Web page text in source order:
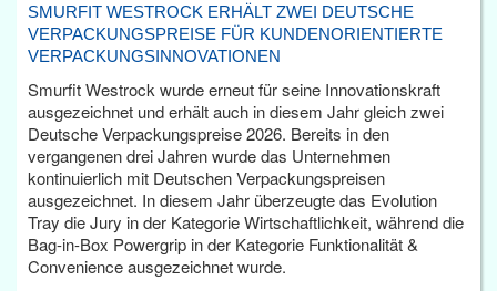
SMURFIT WESTROCK ERHÄLT ZWEI DEUTSCHE
VERPACKUNGSPREISE FÜR KUNDENORIENTIERTE
VERPACKUNGSINNOVATIONEN
Smurfit Westrock wurde erneut für seine Innovationskraft
ausgezeichnet und erhält auch in diesem Jahr gleich zwei
Deutsche Verpackungspreise 2026. Bereits in den
vergangenen drei Jahren wurde das Unternehmen
kontinuierlich mit Deutschen Verpackungspreisen
ausgezeichnet. In diesem Jahr überzeugte das Evolution
Tray die Jury in der Kategorie Wirtschaftlichkeit, während die
Bag-in-Box Powergrip in der Kategorie Funktionalität &
Convenience ausgezeichnet wurde.